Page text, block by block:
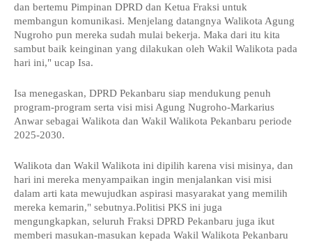
dan bertemu Pimpinan DPRD dan Ketua Fraksi untuk
membangun komunikasi. Menjelang datangnya Walikota Agung
Nugroho pun mereka sudah mulai bekerja. Maka dari itu kita
sambut baik keinginan yang dilakukan oleh Wakil Walikota pada
hari ini," ucap Isa.
Isa menegaskan, DPRD Pekanbaru siap mendukung penuh
program-program serta visi misi Agung Nugroho-Markarius
Anwar sebagai Walikota dan Wakil Walikota Pekanbaru periode
2025-2030.
Walikota dan Wakil Walikota ini dipilih karena visi misinya, dan
hari ini mereka menyampaikan ingin menjalankan visi misi
dalam arti kata mewujudkan aspirasi masyarakat yang memilih
mereka kemarin," sebutnya.Politisi PKS ini juga
mengungkapkan, seluruh Fraksi DPRD Pekanbaru juga ikut
memberi masukan-masukan kepada Wakil Walikota Pekanbaru